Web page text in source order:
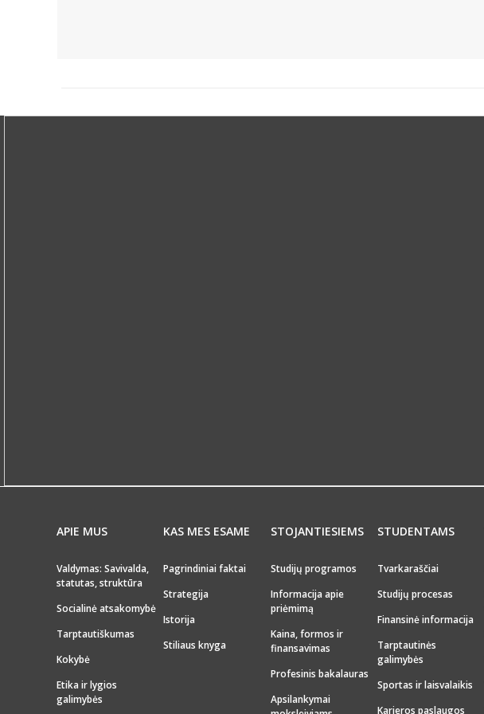
APIE MUS
Valdymas: Savivalda,
statutas, struktūra
Socialinė atsakomybė
Tarptautiškumas
Kokybė
Etika ir lygios
galimybės
KAS MES ESAME
Pagrindiniai faktai
Strategija
Istorija
Stiliaus knyga
STOJANTIESIEMS
Studijų programos
Informacija apie
priėmimą
Kaina, formos ir
finansavimas
Profesinis bakalauras
Apsilankymai
STUDENTAMS
Tvarkaraščiai
Studijų procesas
Finansinė informacija
Tarptautinės
galimybės
Sportas ir laisvalaikis
Karjeros paslaugos